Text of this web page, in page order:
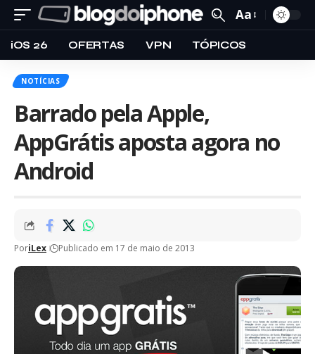
Aa
iOS 26 OFERTAS VPN TÓPICOS
NOTÍCIAS
Barrado pela Apple,
AppGrátis aposta agora no
Android
PoriLex Publicado em 17 de maio de 2013